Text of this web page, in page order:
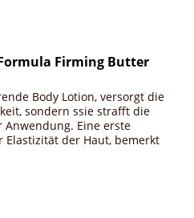
Firming Butter
Body Lotion, versorgt die
sondern ssie strafft die
Eine erste
Elastizität der Haut, bemerkt